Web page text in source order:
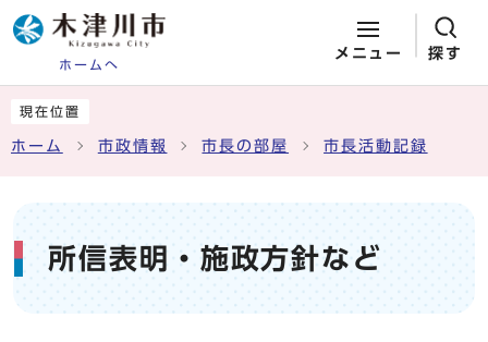
ホームへ
メニュー 探す
現在位置
ホーム 市政情報 市長の部屋 市長活動記録
所信表明・施政方針など